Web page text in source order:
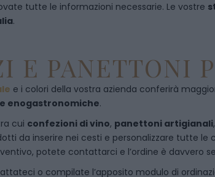
tutte le informazioni necessarie. Le vostre
.
E PANETTONI
e i colori della vostra azienda conferirà
enogastronomiche.
cui confezioni di vino, panettoni artigianali,
da inserire nei cesti e personalizzare tutte le
potete contattarci e l’ordine è davvero
o compilate l’apposito modulo di